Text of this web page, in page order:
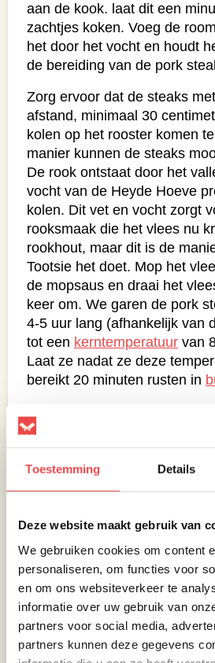
Toestemming Details
Deze website maakt gebruik van
We gebruiken cookies om content
personaliseren, om functies voor
en om ons websiteverkeer te
informatie over uw gebruik van
partners voor social media,
partners kunnen deze gegevens
aan de kook. laat dit een
zachtjes koken. Voeg de
het door het vocht en houdt
de bereiding van de pork
Zorg ervoor dat de steaks
afstand, minimaal 30
kolen op het rooster komen
manier kunnen de steaks
De rook ontstaat door het
vocht van de Heyde Hoeve
kolen. Dit vet en vocht zorgt
rooksmaak die het vlees nu
rookhout, maar dit is de
Tootsie het doet. Mop het
de mopsaus en draai het
keer om. We garen de pork
4-5 uur lang (afhankelijk van
tot een kerntemperatuur van
Laat ze nadat ze deze
bereikt 20 minuten rusten in
Gepofte aardappel
Zorg dat je voor ieder
een kruimige aardappel hebt
Was de aardappels goed en
van het peper en
leg er een klontje roomboter
vervolgens in aluminiumfolie
aardappels kan je bij het
2uur), je kunt ze tegelijk erop
met een sateprikker er
prikken zijn ze gaar en
dichtlaten in de